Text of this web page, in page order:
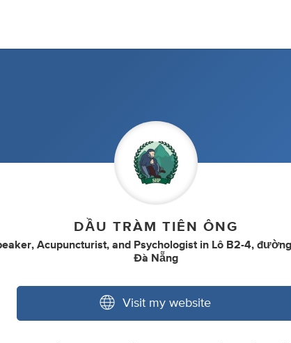
DẦU TRÀM TIÊN ÔNG
, Acupuncturist, and Psychologist in Lô B2-4,
Đà Nẵng
Visit my website